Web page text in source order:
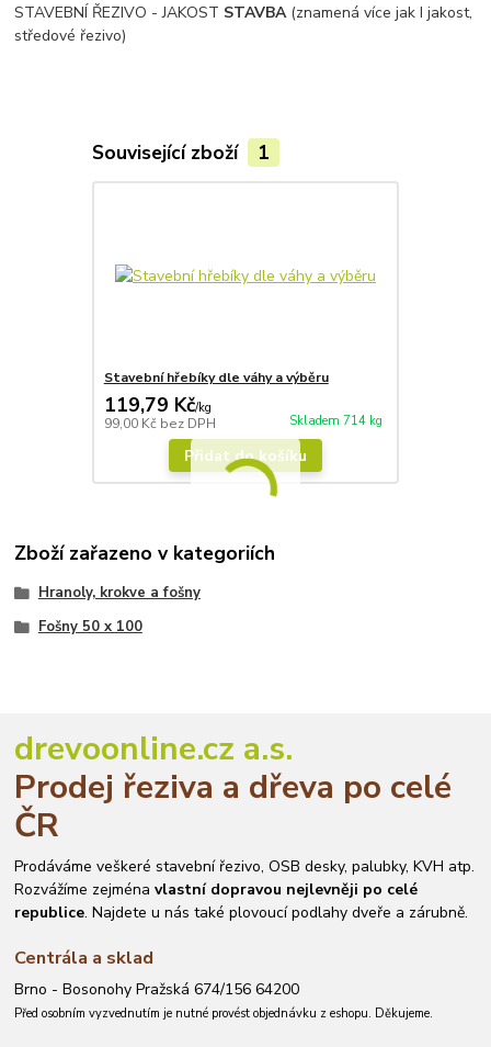
STAVEBNÍ ŘEZIVO - JAKOST STAVBA (znamená více jak I jakost,
středové řezivo)
Související zboží 1
Stavební hřebíky dle váhy a výběru
119,79 Kč/kg
99,00 Kč bez DPH Skladem 714 kg
Přidat do košíku
Zboží zařazeno v kategoriích
Hranoly, krokve a fošny
Fošny 50 x 100
drevoonline.cz a.s.
Prodej řeziva a dřeva po celé
ČR
Prodáváme veškeré stavební řezivo, OSB desky, palubky, KVH atp.
Rozvážíme zejménavlastní dopravou nejlevněji po celé
republice. Najdete u nás také plovoucí podlahy dveře a zárubně.
Centrála a sklad
Brno - Bosonohy Pražská 674/156 64200
Před osobním vyzvednutím je nutné provést objednávku z eshopu. Děkujeme.